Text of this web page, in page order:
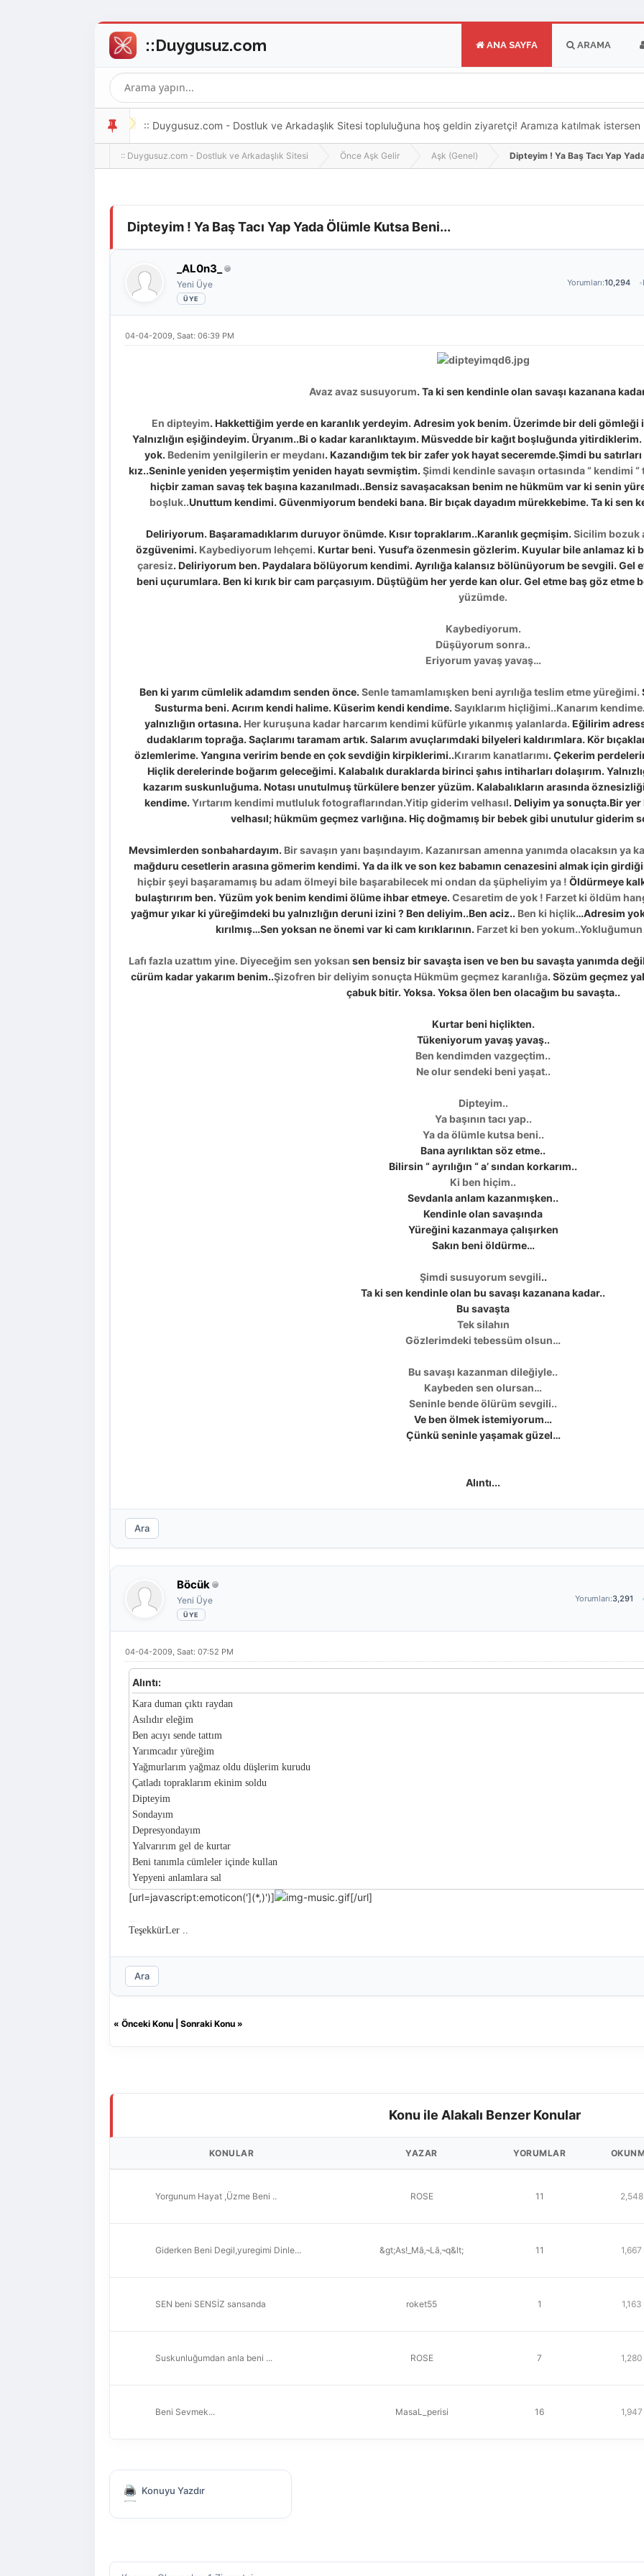
ANA SAYFA ARAMA
:: Duygusuz.com - Dostluk ve Arkadaşlık Sitesi topluluğuna hoş geldin ziyaretçi! Aramıza katılmak istersen
oldukça kolay ve zahmetsizdir.
:: Duygusuz.com - Dostluk ve Arkadaşlık Sitesi Önce Aşk Gelir Aşk (Genel) Dipteyim ! Ya Baş Tacı Yap
Dipteyim ! Ya Baş Tacı Yap Yada Ölümle Kutsa Beni...
_AL0n3_
Yeni Üye Yorumları:10,294
04-04-2009, Saat: 06:39 PM
Avaz avaz susuyorum. Ta ki sen kendinle olan savaşı kazanana
En dipteyim. Hakkettiğim yerde en karanlık yerdeyim. Adresim yok benim. Üzerimde bir deli gömleği
Yalnızlığın eşiğindeyim. Üryanım..Bi o kadar karanlıktayım. Müsvedde bir kağıt boşluğunda yitirdiklerim.
yok. Bedenim yenilgilerin er meydanı. Kazandığım tek bir zafer yok hayat seceremde.Şimdi bu
kız..Seninle yeniden yeşermiştim yeniden hayatı sevmiştim. Şimdi kendinle savaşın ortasında “ kendimi
hiçbir zaman savaş tek başına kazanılmadı..Bensiz savaşacaksan benim ne hükmüm var ki senin
boşluk..Unuttum kendimi. Güvenmiyorum bendeki bana. Bir bıçak dayadım mürekkebime. Ta ki sen
Deliriyorum. Başaramadıklarım duruyor önümde. Kısır topraklarım..Karanlık geçmişim. Sicilim bozuk
özgüvenimi. Kaybediyorum lehçemi. Kurtar beni. Yusuf’a özenmesin gözlerim. Kuyular bile anlamaz ki
çaresiz. Deliriyorum ben. Paydalara bölüyorum kendimi. Ayrılığa kalansız bölünüyorum be sevgili. Gel
beni uçurumlara. Ben ki kırık bir cam parçasıyım. Düştüğüm her yerde kan olur. Gel etme baş göz etme
yüzümde.
Kaybediyorum.
Düşüyorum sonra..
Eriyorum yavaş yavaş…
Ben ki yarım cümlelik adamdım senden önce. Senle tamamlamışken beni ayrılığa teslim etme yüreğimi.
Susturma beni. Acırım kendi halime. Küserim kendi kendime. Sayıklarım hiçliğimi..Kanarım kendime
yalnızlığın ortasına. Her kuruşuna kadar harcarım kendimi küfürle yıkanmış yalanlarda. Eğilirim
dudaklarım toprağa. Saçlarımı taramam artık. Salarım avuçlarımdaki bilyeleri kaldırımlara. Kör
özlemlerime. Yangına veririm bende en çok sevdiğin kirpiklerimi..Kırarım kanatlarımı. Çekerim
Hiçlik derelerinde boğarım geleceğimi. Kalabalık duraklarda birinci şahıs intiharları dolaşırım.
kazarım suskunluğuma. Notası unutulmuş türkülere benzer yüzüm. Kalabalıkların arasında
kendime. Yırtarım kendimi mutluluk fotograflarından.Yitip giderim velhasıl. Deliyim ya sonuçta.Bir
velhasıl; hükmüm geçmez varlığına. Hiç doğmamış bir bebek gibi unutulur giderim
Mevsimlerden sonbahardayım. Bir savaşın yanı başındayım. Kazanırsan amenna yanımda olacaksın ya
mağduru cesetlerin arasına gömerim kendimi. Ya da ilk ve son kez babamın cenazesini almak için
hiçbir şeyi başaramamış bu adam ölmeyi bile başarabilecek mi ondan da şüpheliyim ya ! Öldürmeye
bulaştırırım ben. Yüzüm yok benim kendimi ölüme ihbar etmeye. Cesaretim de yok ! Farzet ki öldüm
yağmur yıkar ki yüreğimdeki bu yalnızlığın deruni izini ? Ben deliyim..Ben aciz.. Ben ki hiçlik…Adresim
kırılmış…Sen yoksan ne önemi var ki cam kırıklarının. Farzet ki ben yokum..Yokluğumun
Lafı fazla uzattım yine. Diyeceğim sen yoksan sen bensiz bir savaşta isen ve ben bu savaşta yanımda
cürüm kadar yakarım benim..Şizofren bir deliyim sonuçta Hükmüm geçmez karanlığa. Sözüm geçmez
çabuk bitir. Yoksa. Yoksa ölen ben olacağım bu savaşta..
Kurtar beni hiçlikten.
Tükeniyorum yavaş yavaş..
Ben kendimden vazgeçtim..
Ne olur sendeki beni yaşat..
Dipteyim..
Ya başının tacı yap..
Ya da ölümle kutsa beni..
Bana ayrılıktan söz etme..
Bilirsin “ ayrılığın “ a’ sından korkarım..
Ki ben hiçim..
Sevdanla anlam kazanmışken..
Kendinle olan savaşında
Yüreğini kazanmaya çalışırken
Sakın beni öldürme…
Şimdi susuyorum sevgili..
Ta ki sen kendinle olan bu savaşı kazanana kadar..
Bu savaşta
Tek silahın
Gözlerimdeki tebessüm olsun…
Bu savaşı kazanman dileğiyle..
Kaybeden sen olursan…
Seninle bende ölürüm sevgili..
Ve ben ölmek istemiyorum…
Çünkü seninle yaşamak güzel…
Alıntı...
Ara
Böcük
Yeni Üye Yorumları:3,291
04-04-2009, Saat: 07:52 PM
Alıntı:
Kara duman çıktı raydan
Asılıdır eleğim
Ben acıyı sende tattım
Yarımcadır yüreğim
Yağmurlarım yağmaz oldu düşlerim kurudu
Çatladı topraklarım ekinim soldu
Dipteyim
Sondayım
Depresyondayım
Yalvarırım gel de kurtar
Beni tanımla cümleler içinde kullan
Yepyeni anlamlara sal
[url=javascript:emoticon('](*,)')] [/url]
TeşekkürLer ..
Ara
« Önceki Konu Sonraki Konu »
Konu ile Alakalı Benzer Konular
KONULAR YAZAR YORUMLAR
Yorgunum Hayat ,Üzme Beni .. ROSE 11 2,548
Giderken Beni Degil,yuregimi Dinle... &gt;As!_Mâ‚¬Lâ‚¬q&lt; 11 1,667
SEN beni SENSİZ sansanda roket55 1 1,163
Suskunluğumdan anla beni ... ROSE 7 1,280
Beni Sevmek... MasaL_perisi 16 1,947
Konuyu Yazdır